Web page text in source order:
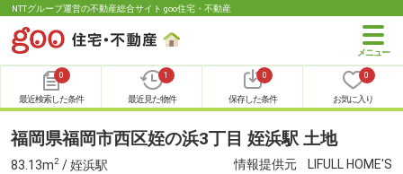
NTTグループ運営の不動産総合サイト goo住宅・不動産
0
最近検索した条件
1
最近見た物件
0
保存した条件
0
お気に入り
福岡県福岡市西区姪の浜3丁目 姪浜駅 土地
83.13m2 / 姪浜駅 情報提供元 LIFULL HOME'S